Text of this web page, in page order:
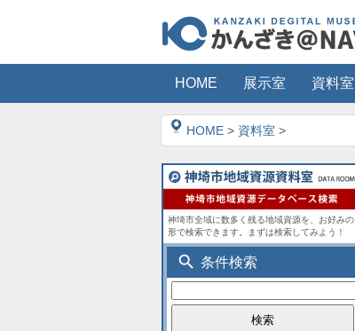
HOME 展示室 資料室
HOME > 資料室 >
神埼市全域に数多く残る地域資源を、お好みの
形で検索できます。まずは検索してみよう！
search 条件検索